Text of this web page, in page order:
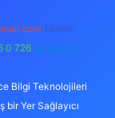
Teams:
0 726 Telegram:
Bilgi Teknolojileri
bir Yer Sağlayıcı